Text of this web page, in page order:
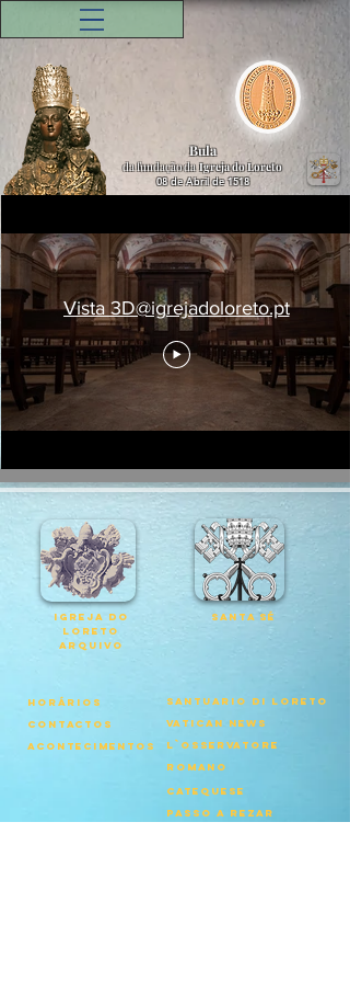
Bula
da fundação da Igreja do Loreto
08 de Abril de 1518
Vista 3D@igrejadoloreto.pt
igreja do
loreto
arquivo
Santa Sé
horários
contactos
ACONTECIMENTOS
santuario di loreto
vatican news
l`osservatore
romano
catequese
passo a rezar